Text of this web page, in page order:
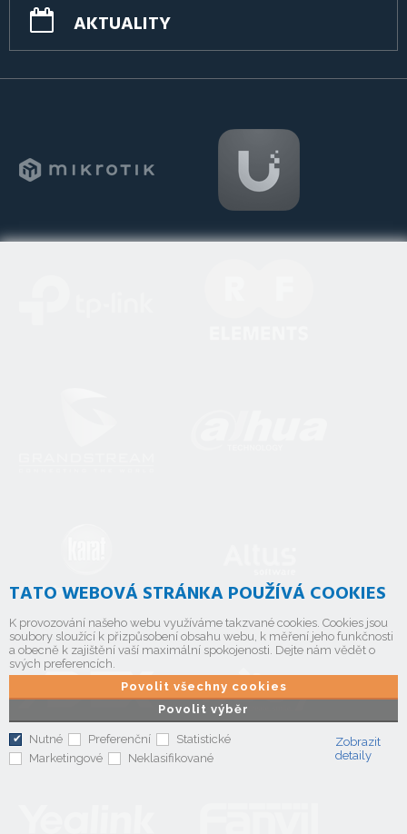
AKTUALITY
TATO WEBOVÁ STRÁNKA POUŽÍVÁ COOKIES
K provozování našeho webu využíváme takzvané cookies. Cookies jsou
soubory sloužící k přizpůsobení obsahu webu, k měření jeho funkčnosti
a obecně k zajištění vaší maximální spokojenosti. Dejte nám vědět o
svých preferencích.
Povolit výběr
Povolit všechny cookies
Nutné Preferenční
Statistické
Marketingové
Neklasifikované
Zobrazit
detaily